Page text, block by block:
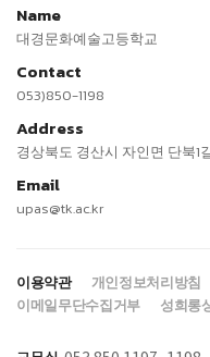
Name
대경문화예술고등학교
Contact
053)850-1198
Address
경상북도 경산시 자인면 단북1
Email
upas@tk.ac.kr
이용약관 개인정보처리방침
이메일무단수집거부
성희롱